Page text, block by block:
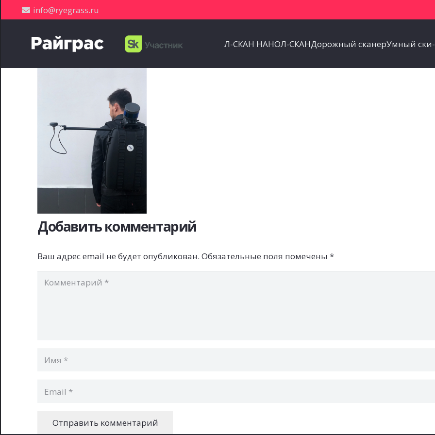
info@ryegrass.ru
Л-СКАН НАНОЛ-СКАНДорожный сканерУмный ски-
Добавить комментарий
Ваш адрес email не будет опубликован. Обязательные поля помечены *
Отправить комментарий